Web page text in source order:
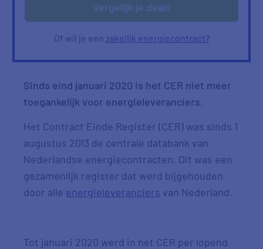
Vergelijk je deals
Of wil je een zakelijk energiecontract?
Sinds eind januari 2020 is het CER niet meer
toegankelijk voor energieleveranciers.
Het Contract Einde Register (CER) was sinds 1
augustus 2013 de centrale databank van
Nederlandse energiecontracten. Dit was een
gezamenlijk register dat werd bijgehouden
door alle energieleveranciers van Nederland.
Tot januari 2020 werd in het CER per lopend